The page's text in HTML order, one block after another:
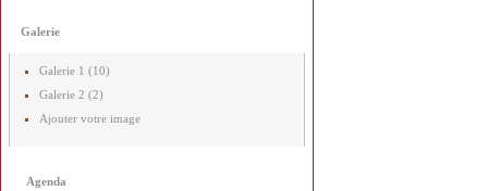
Galerie
Galerie 1 (10)
Galerie 2 (2)
Ajouter votre image
Agenda